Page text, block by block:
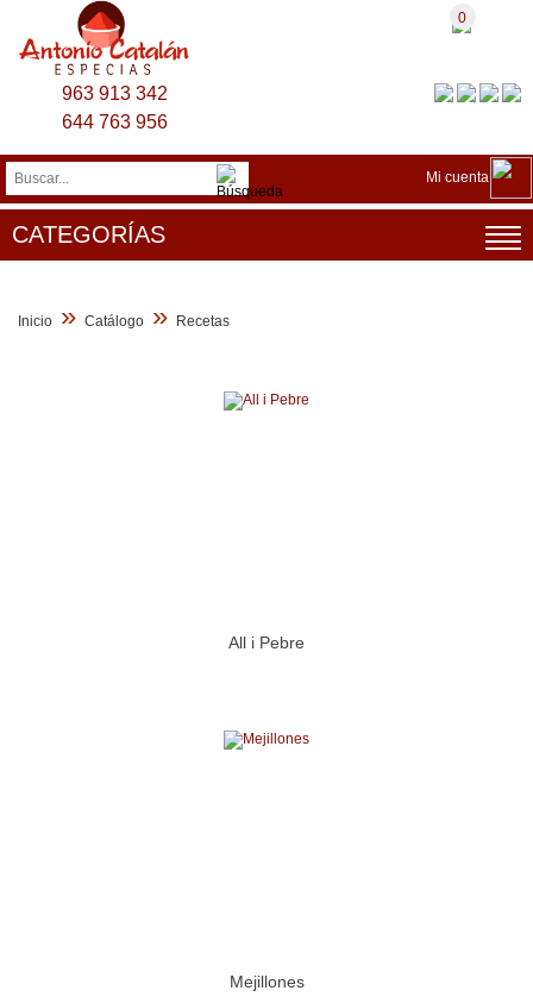
0
963 913 342
644 763 956
Mi cuenta
CATEGORÍAS
Inicio » Catálogo » Recetas
All i Pebre
Mejillones